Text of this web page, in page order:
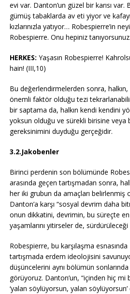
evi var. Danton’un güzel bir karısı var.
gümüş tabaklarda av eti yiyor ve kafayı
kızlarınızla yatıyor… Robespierre’in
Robespierre. Onu hepiniz tanıyorsunuz.
HERKES: Yaşasın Robespierre!
hain! (III,10)
Bu değerlendirmelerden sonra,
önemli faktör olduğu tezi
bir saptama da, halkın kendi kendini
yoksun olduğu ve sürekli birisine veya
gereksinimini duyduğu gerçeğidir.
3.2.Jakobenler
Birinci perdenin son bölümünde
arasında geçen tartışmadan sonra,
her iki grubun da amaçları belirlenmiş
Danton’a karşı “sosyal devrim daha
onun dikkatini, devrimin, bu süreçte en
yaşamlarını yitirseler de,
Robespierre, bu karşılaşma esnasında
tartışmada erdem ideolojisini
düşüncelerini aynı bölümün
görüyoruz. Danton’un, “içinden hiç mi
‘yalan söylüyorsun, yalan